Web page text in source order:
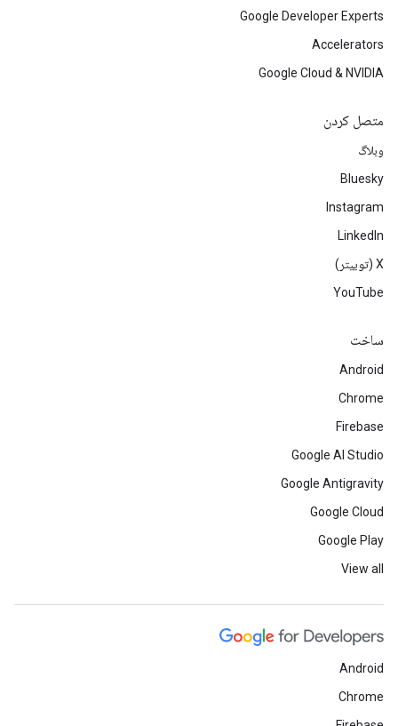
Google Developer Experts
Accelerators
Google Cloud & NVIDIA
متصل کردن
وبلاگ
Bluesky
Instagram
LinkedIn
‫X (توییتر)
YouTube
ساخت
Android
Chrome
Firebase
Google AI Studio
Google Antigravity
Google Cloud
Google Play
View all
Android
Chrome